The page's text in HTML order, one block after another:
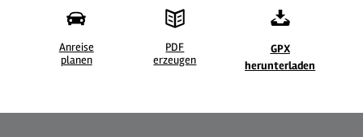
© Hotel-Restaurant Haus Niggemann, Herr Rainer Niggemann
Anreise
planen
PDF
erzeugen
GPX
herunterladen